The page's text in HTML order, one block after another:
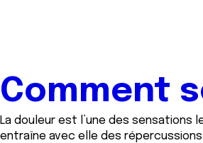
Comment
La douleur est l’une des
entraîne avec elle des